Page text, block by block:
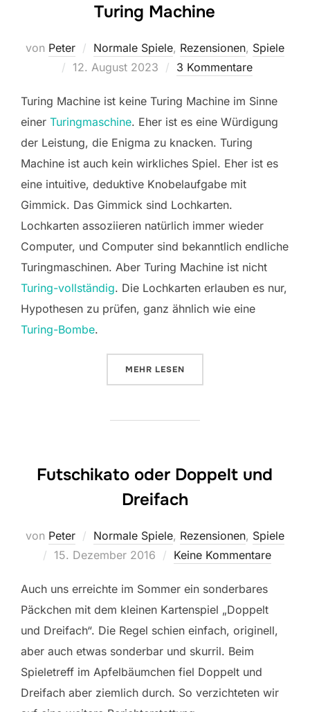
Turing Machine
von Peter Normale Spiele, Rezensionen, Spiele
Veröffentlicht
12. August 2023 3 Kommentare
Turing Machine ist keine Turing Machine im Sinne
einer Turingmaschine. Eher ist es eine Würdigung
der Leistung, die Enigma zu knacken. Turing
Machine ist auch kein wirkliches Spiel. Eher ist es
eine intuitive, deduktive Knobelaufgabe mit
Gimmick. Das Gimmick sind Lochkarten.
Lochkarten assoziieren natürlich immer wieder
Computer, und Computer sind bekanntlich endliche
Turingmaschinen. Aber Turing Machine ist nicht
Turing-vollständig. Die Lochkarten erlauben es nur,
Hypothesen zu prüfen, ganz ähnlich wie eine
Turing-Bombe.
MEHR ÜBER „TURING MACHINE“
LESEN
Futschikato oder Doppelt und
Dreifach
von Peter Normale Spiele, Rezensionen, Spiele
Veröffentlicht
15. Dezember 2016 Keine Kommentare
Auch uns erreichte im Sommer ein sonderbares
Päckchen mit dem kleinen Kartenspiel „Doppelt
und Dreifach“. Die Regel schien einfach, originell,
aber auch etwas sonderbar und skurril. Beim
Spieletreff im Apfelbäumchen fiel Doppelt und
Dreifach aber ziemlich durch. So verzichteten wir